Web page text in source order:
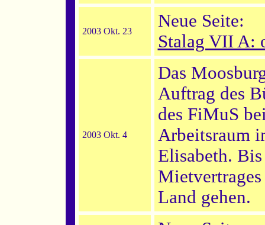
2003 Okt. 23
Neue Seite:
Stalag VII A:
2003 Okt. 4
Das
Auftrag des
des FiMuS
Arbeitsraum
Elisabeth.
Land gehen.